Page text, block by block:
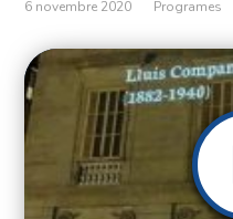
6 novembre 2020 Programes